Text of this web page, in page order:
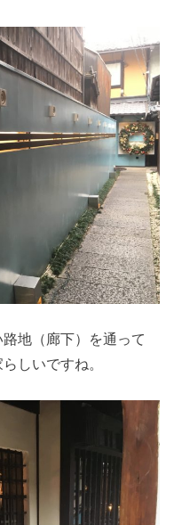
地（廊下）を通って
しいですね。